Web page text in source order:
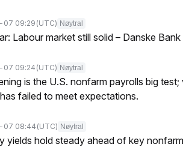
09:29 (UTC) Nøytral
Labour market still solid – Danske Bank
09:24 (UTC) Nøytral
is the U.S. nonfarm payrolls big
failed to meet expectations.
08:44 (UTC) Nøytral
yields hold steady ahead of key